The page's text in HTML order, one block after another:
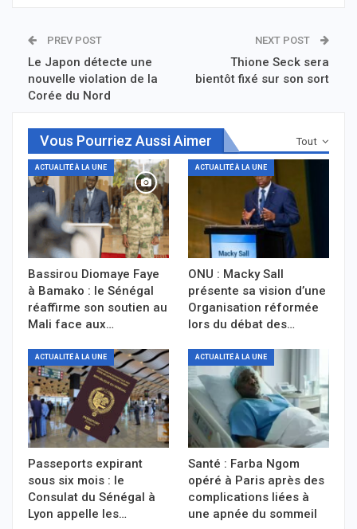
PREV POST
Le Japon détecte une
nouvelle violation de la
Corée du Nord
NEXT POST
Thione Seck sera
bientôt fixé sur son sort
Tout
Vous Pourriez Aussi Aimer
ACTUALITÉ À LA UNE
Bassirou Diomaye Faye
à Bamako : le Sénégal
réaffirme son soutien au
Mali face aux…
ACTUALITÉ À LA UNE
ONU : Macky Sall
présente sa vision d’une
Organisation réformée
lors du débat des…
ACTUALITÉ À LA UNE
Passeports expirant
sous six mois : le
Consulat du Sénégal à
Lyon appelle les…
ACTUALITÉ À LA UNE
Santé : Farba Ngom
opéré à Paris après des
complications liées à
une apnée du sommeil